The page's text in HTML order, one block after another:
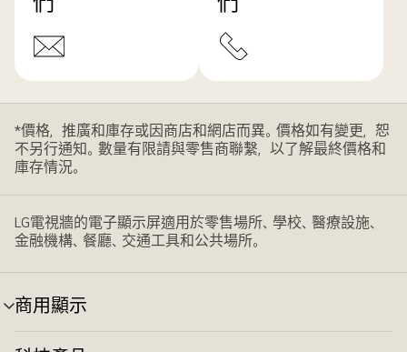
*價格，推廣和庫存或因商店和網店而異。價格如有變更，恕
不另行通知。數量有限請與零售商聯繫，以了解最終價格和
庫存情況。
LG電視牆的電子顯示屏適用於零售場所、學校、醫療設施、
金融機構、餐廳、交通工具和公共場所。
商用顯示
選
單